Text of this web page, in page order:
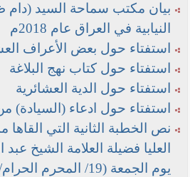
بيان مكتب سماحة السيد (دام
النيابية في العراق عام 2018م
استفتاء حول بعض الأعراف
استفتاء حول كتاب نهج البلاغة
استفتاء حول الدية العشائرية
استفتاء حول ادعاء
نص الخطبة الثانية التي القاها
العليا فضيلة العلامة الشيخ
يوم الجمعة (19/ المحرم الحرام/ 1438 هـ)